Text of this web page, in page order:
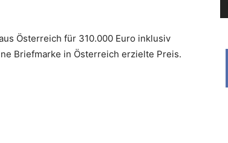
Österreich für 310.000 Euro inklusiv
Briefmarke in Österreich erzielte Preis.